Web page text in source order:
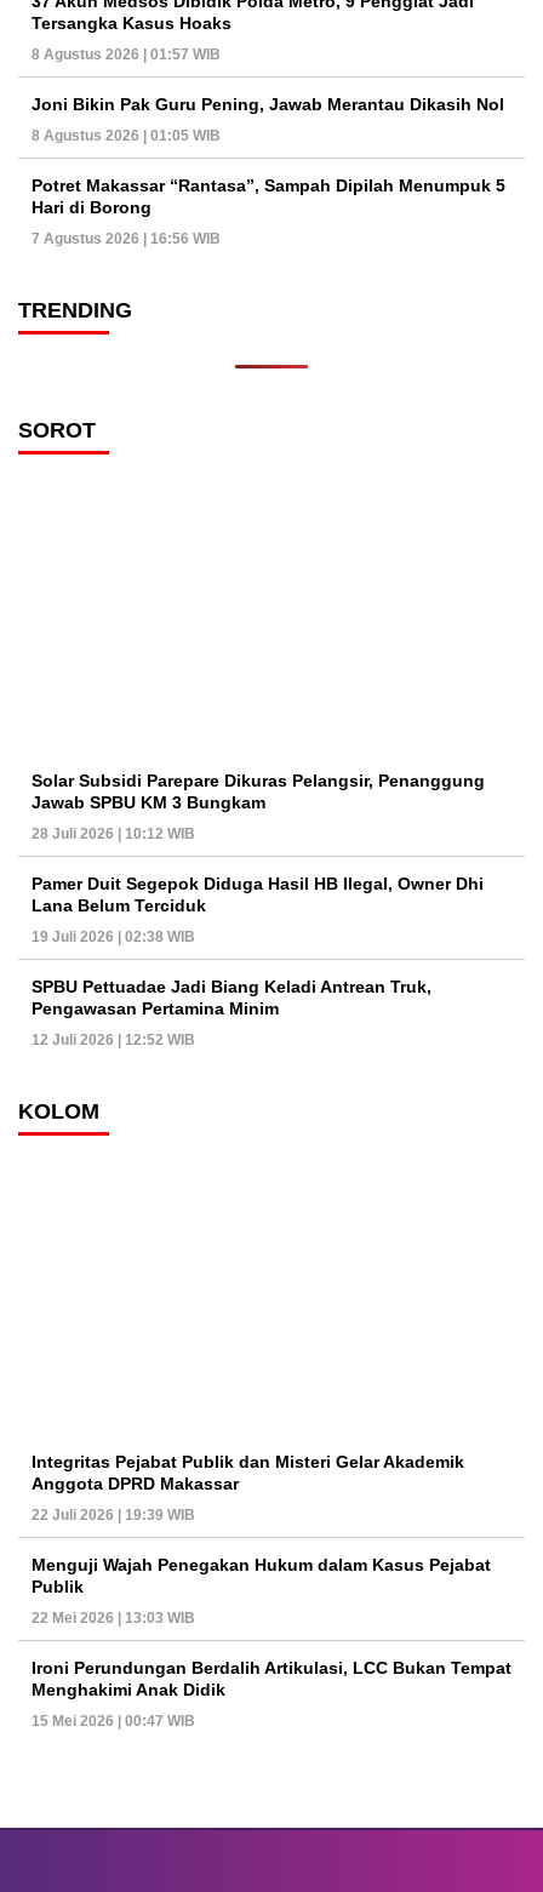
Tersangka Kasus Hoaks
8 Agustus 2026 | 01:57 WIB
Joni Bikin Pak Guru Pening, Jawab Merantau Dikasih Nol
8 Agustus 2026 | 01:05 WIB
Potret Makassar “Rantasa”, Sampah Dipilah Menumpuk 5
Hari di Borong
7 Agustus 2026 | 16:56 WIB
TRENDING
SOROT
Solar Subsidi Parepare Dikuras Pelangsir, Penanggung
Jawab SPBU KM 3 Bungkam
28 Juli 2026 | 10:12 WIB
Pamer Duit Segepok Diduga Hasil HB Ilegal, Owner Dhi
Lana Belum Terciduk
19 Juli 2026 | 02:38 WIB
SPBU Pettuadae Jadi Biang Keladi Antrean Truk,
Pengawasan Pertamina Minim
12 Juli 2026 | 12:52 WIB
KOLOM
Integritas Pejabat Publik dan Misteri Gelar Akademik
Anggota DPRD Makassar
22 Juli 2026 | 19:39 WIB
Menguji Wajah Penegakan Hukum dalam Kasus Pejabat
Publik
22 Mei 2026 | 13:03 WIB
Ironi Perundungan Berdalih Artikulasi, LCC Bukan Tempat
Menghakimi Anak Didik
15 Mei 2026 | 00:47 WIB